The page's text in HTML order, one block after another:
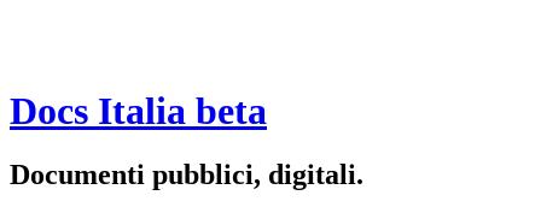
Docs Italia beta
Documenti pubblici, digitali.